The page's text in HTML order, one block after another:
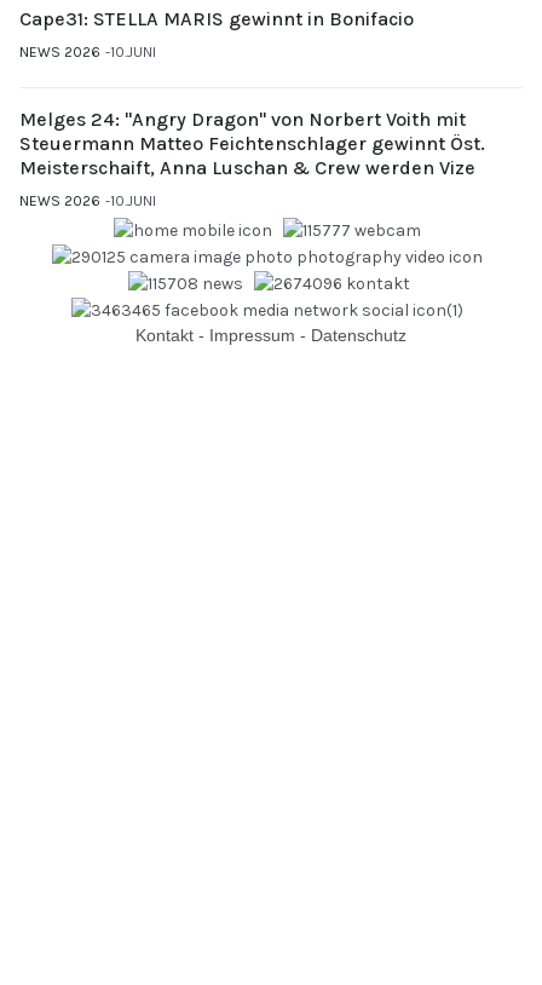
Cape31: STELLA MARIS gewinnt in Bonifacio
NEWS 2026 10.JUNI
Melges 24: "Angry Dragon" von Norbert Voith mit
Steuermann Matteo Feichtenschlager gewinnt Öst.
Meisterschaift, Anna Luschan & Crew werden Vize
NEWS 2026 10.JUNI
Kontakt - Impressum - Datenschutz